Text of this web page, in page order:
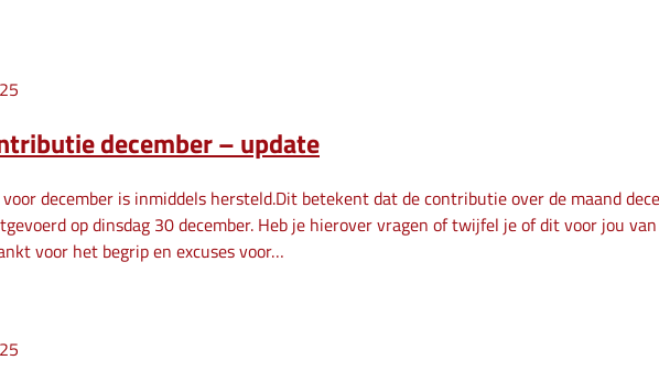
december – update
december is inmiddels hersteld.Dit betekent dat de contributie over de maand
op dinsdag 30 december. Heb je hierover vragen of twijfel je of dit voor jou
voor het begrip en excuses voor…